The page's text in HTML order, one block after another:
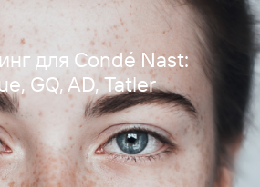
для Condé Nast:
GQ, AD, Tatler